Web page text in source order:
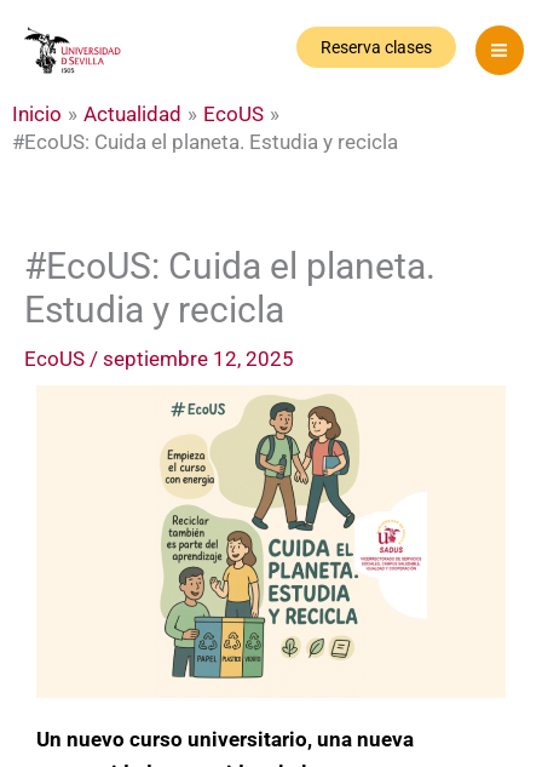
Reserva clases
Inicio Actualidad
EcoUS
#EcoUS: Cuida el planeta. Estudia y recicla
#EcoUS: Cuida el planeta.
Estudia y recicla
EcoUS / septiembre 12, 2025
Un nuevo curso universitario, una nueva